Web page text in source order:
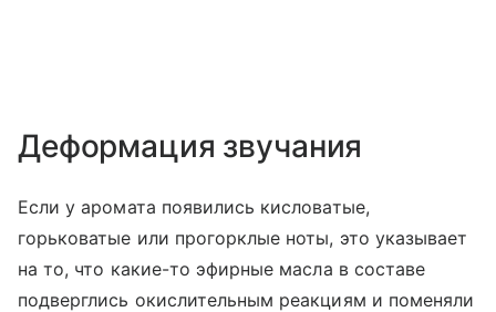
Деформация звучания
Если у аромата появились кисловатые,
горьковатые или прогорклые ноты, это указывает
на то, что какие-то эфирные масла в составе
подверглись окислительным реакциям и поменяли